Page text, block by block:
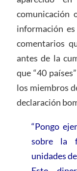
comunicación
información
comentarios
antes de la
que “40
los miembros
declaración
“Pongo
sobre la
unidades